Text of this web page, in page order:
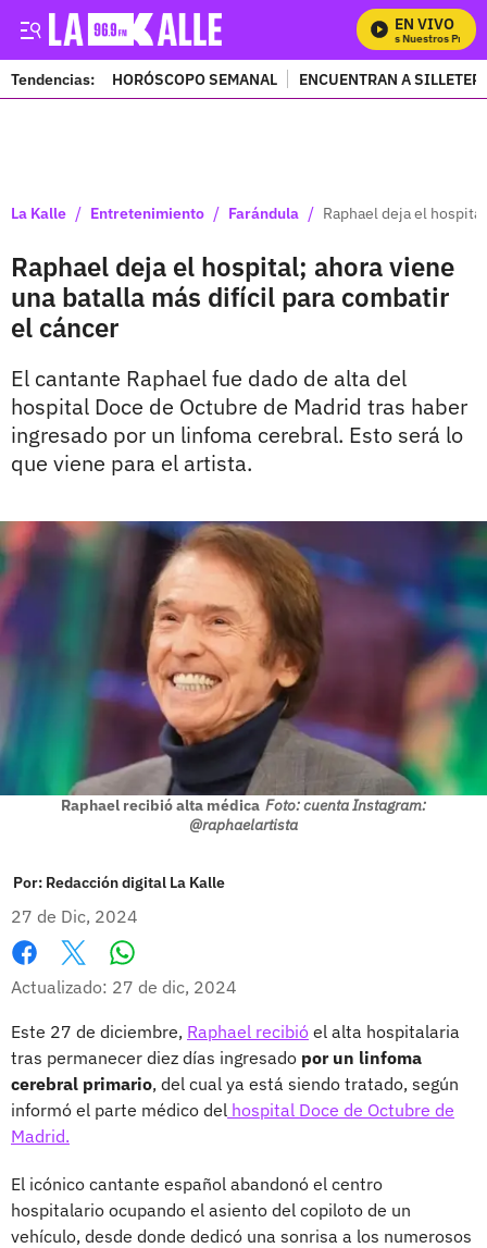
EN VIVO
Mira Todos Nuestros
Tendencias: HORÓSCOPO SEMANAL ENCUENTRAN A
La Kalle / Entretenimiento / Farándula / Raphael deja el
Raphael deja el hospital; ahora viene
una batalla más difícil para combatir
el cáncer
El cantante Raphael fue dado de alta del
hospital Doce de Octubre de Madrid tras haber
ingresado por un linfoma cerebral. Esto será lo
que viene para el artista.
Raphael recibió alta médica Foto: cuenta Instagram:
@raphaelartista
Por: Redacción digital La Kalle
27 de Dic, 2024
Facebook
X
Actualizado: 27 de dic, 2024
Este 27 de diciembre, Raphael recibió el alta hospitalaria
tras permanecer diez días ingresado por un linfoma
cerebral primario, del cual ya está siendo tratado, según
informó el parte médico del hospital Doce de Octubre de
Madrid.
El icónico cantante español abandonó el centro
hospitalario ocupando el asiento del copiloto de un
vehículo, desde donde dedicó una sonrisa a los numerosos